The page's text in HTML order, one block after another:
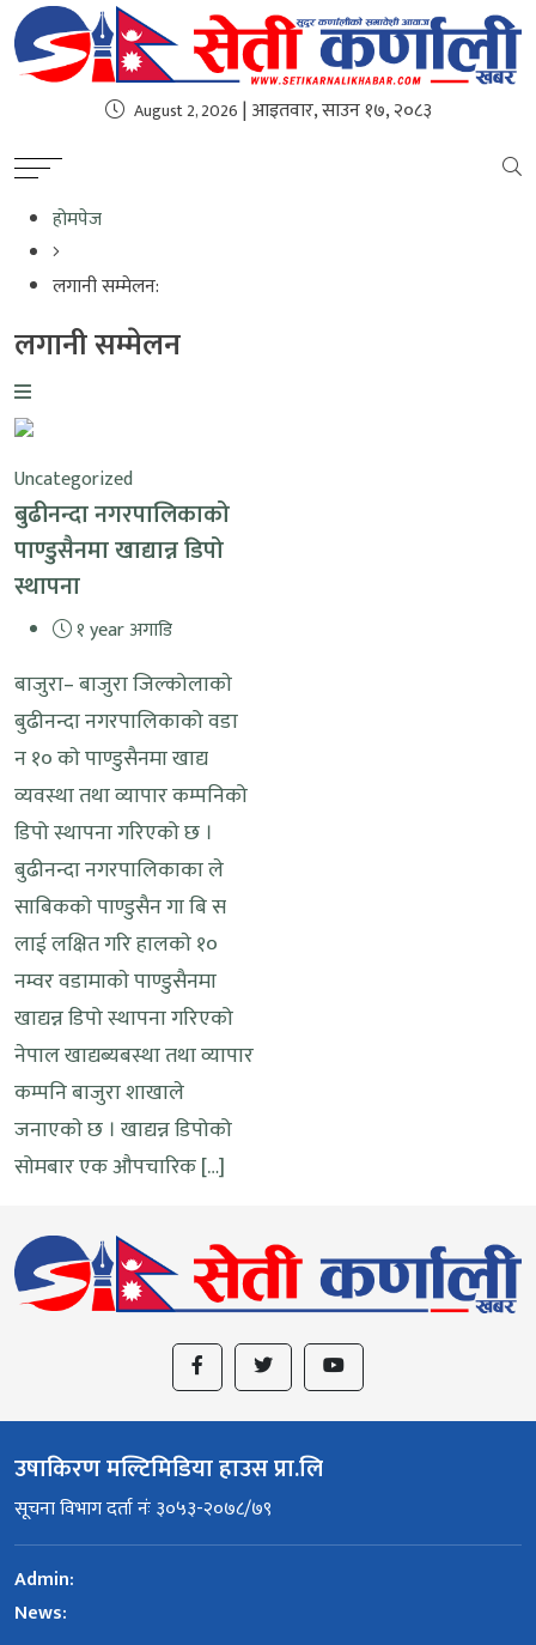
August 2, 2026 | आइतवार, साउन १७, २०८३
होमपेज
लगानी सम्मेलन:
लगानी सम्मेलन
Uncategorized
बुढीनन्दा नगरपालिकाको
पाण्डुसैनमा खाद्यान्न डिपो
स्थापना
१ year अगाडि
बाजुरा– बाजुरा जिल्कोलाकाे
बुढीनन्दा नगरपालिकाको वडा
न १० काे पाण्डुसैनमा खाद्य
व्यवस्था तथा व्यापार कम्पनिको
डिपो स्थापना गरिएको छ ।
बुढीनन्दा नगरपालिकाका ले
साबिककाे पाण्डुसैन गा बि स
लाई लक्षित गरि हालकाे १०
नम्वर वडामाकाे पाण्डुसैनमा
खाद्यन्न डिपो स्थापना गरिएको
नेपाल खाद्यब्यबस्था तथा व्यापार
कम्पनि बाजुरा शाखाले
जनाएकाे छ । खाद्यन्न डिपोको
सोमबार एक औपचारिक […]
उषाकिरण मल्टिमिडिया हाउस प्रा.लि
सूचना विभाग दर्ता नंः ३०५३-२०७८/७९
Admin:
News: